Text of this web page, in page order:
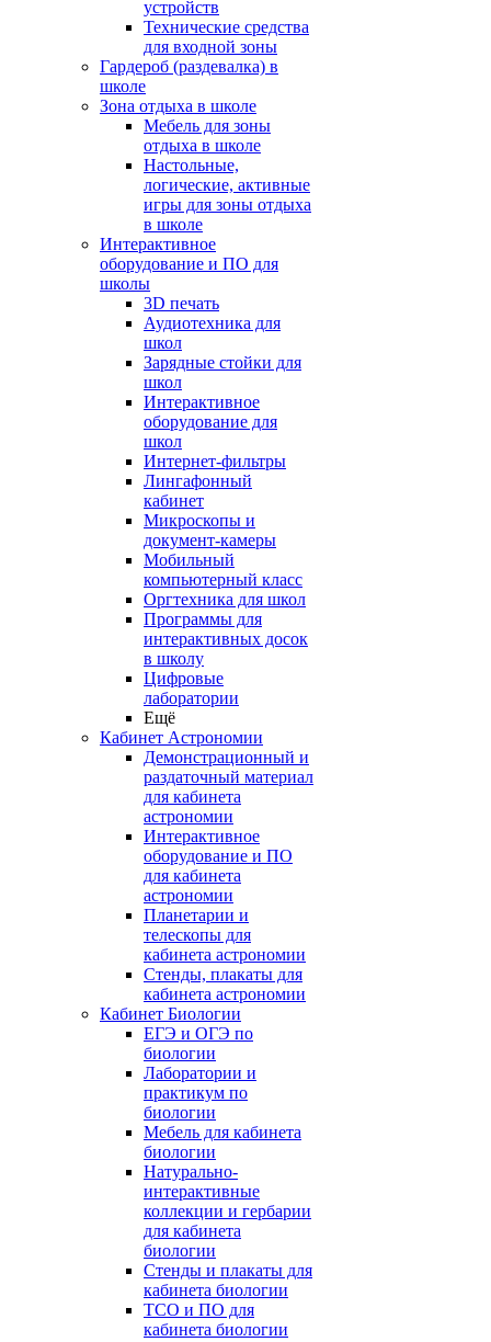
устройств
Технические средства
для входной зоны
Гардероб (раздевалка) в
школе
Зона отдыха в школе
Мебель для зоны
отдыха в школе
Настольные,
логические, активные
игры для зоны отдыха
в школе
Интерактивное
оборудование и ПО для
школы
3D печать
Аудиотехника для
школ
Зарядные стойки для
школ
Интерактивное
оборудование для
школ
Интернет-фильтры
Лингафонный
кабинет
Микроскопы и
документ-камеры
Мобильный
компьютерный класс
Оргтехника для школ
Программы для
интерактивных досок
в школу
Цифровые
лаборатории
Ещё
Кабинет Астрономии
Демонстрационный и
раздаточный материал
для кабинета
астрономии
Интерактивное
оборудование и ПО
для кабинета
астрономии
Планетарии и
телескопы для
кабинета астрономии
Стенды, плакаты для
кабинета астрономии
Кабинет Биологии
ЕГЭ и ОГЭ по
биологии
Лаборатории и
практикум по
биологии
Мебель для кабинета
биологии
Натурально-
интерактивные
коллекции и гербарии
для кабинета
биологии
Стенды и плакаты для
кабинета биологии
ТСО и ПО для
кабинета биологии